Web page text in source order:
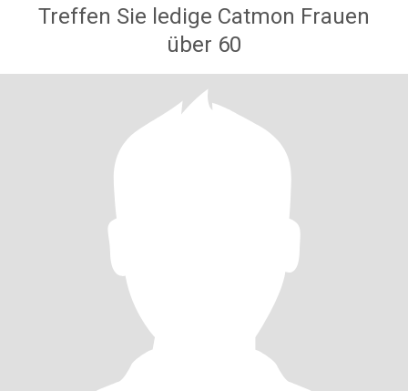
Treffen Sie ledige Catmon Frauen
über 60